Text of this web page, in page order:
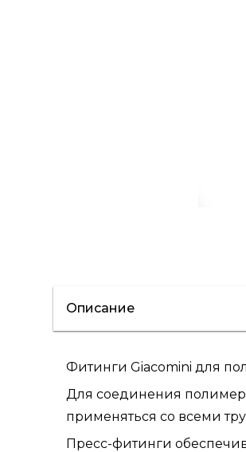
Описание
Фитинги Giacomini для
Для соединения
применяться со всеми
Пресс-фитинги